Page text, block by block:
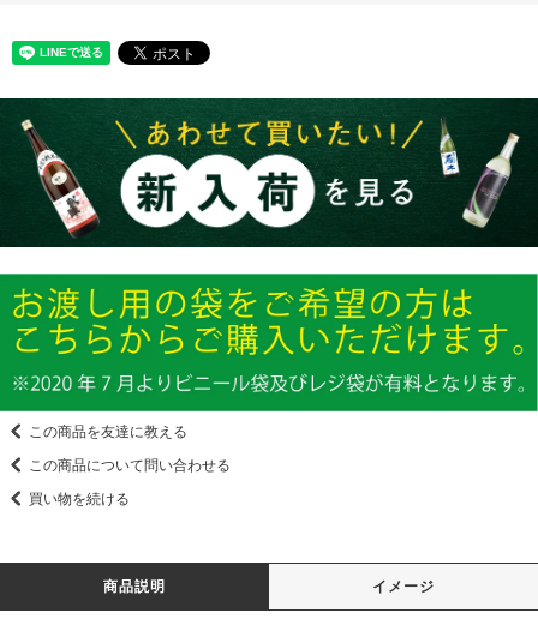
この商品を友達に教える
この商品について問い合わせる
買い物を続ける
商品説明 イメージ